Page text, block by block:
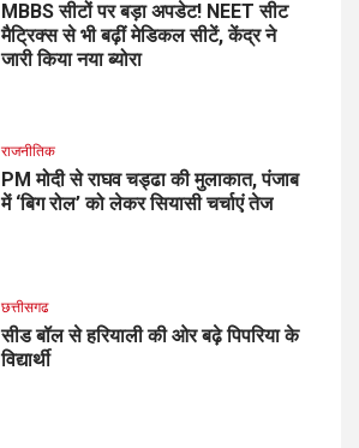
MBBS सीटों पर बड़ा अपडेट! NEET सीट
मैट्रिक्स से भी बढ़ीं मेडिकल सीटें, केंद्र ने
जारी किया नया ब्योरा
राजनीतिक
PM मोदी से राघव चड्ढा की मुलाकात, पंजाब
में ‘बिग रोल’ को लेकर सियासी चर्चाएं तेज
छत्तीसगढ
सीड बॉल से हरियाली की ओर बढ़े पिपरिया के
विद्यार्थी